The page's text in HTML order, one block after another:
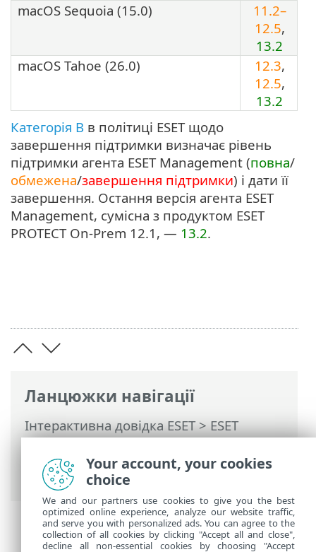
Ланцюжки навігації
Інтерактивна довідка ESET>ESET
PROTECT On-Prem>Специфікації>
Підтримувані операційні системи>
macOS
macOS Sequoia (15.0)
11.2–
12.5,
13.2
macOS Tahoe (26.0)
12.3,
12.5,
13.2
Категорія B в політиці ESET щодо
завершення підтримки визначає рівень
підтримки агента ESET Management (повна/
обмежена/завершення підтримки) і дати її
завершення. Остання версія агента ESET
Management, сумісна з продуктом ESET
PROTECT On-Prem 12.1, — 13.2.
Your account, your cookies
choice
We and our partners use cookies to give you the best
optimized online experience, analyze our website traffic,
and serve you with personalized ads. You can agree to the
collection of all cookies by clicking "Accept all and close",
decline all non-essential cookies by choosing "Accept